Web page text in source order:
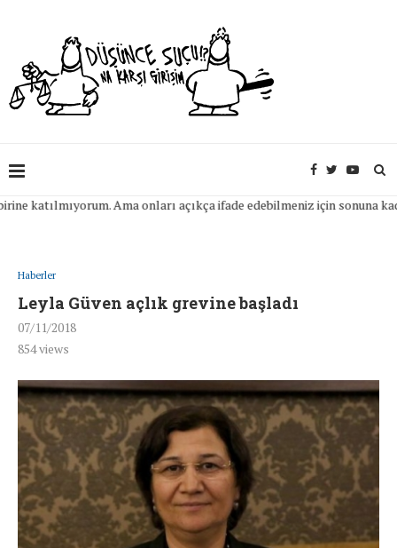
Ama onları açıkça ifade edebilmeniz için sonuna kadar
Haberler
Leyla Güven açlık grevine başladı
07/11/2018
854views